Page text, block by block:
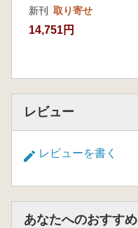
新刊 取り寄せ
14,751円
レビュー
レビューを書く
あなたへのおすすめ